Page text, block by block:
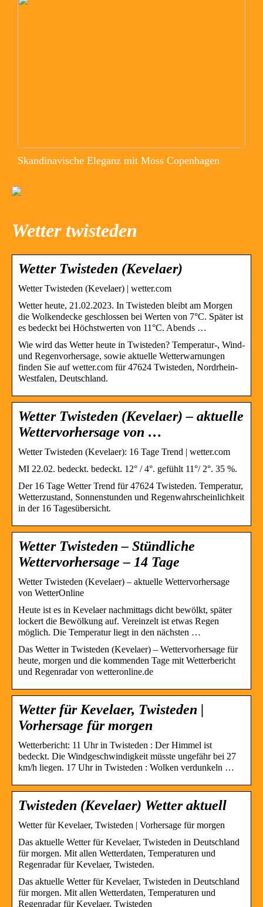
Skandinavische Eleganz mit Moss Copenhagen
Wetter twisteden
Wetter Twisteden (Kevelaer)
Wetter Twisteden (Kevelaer) | wetter.com
Wetter heute, 21.02.2023. In Twisteden bleibt am Morgen
die Wolkendecke geschlossen bei Werten von 7°C. Später ist
es bedeckt bei Höchstwerten von 11°C. Abends …
Wie wird das Wetter heute in Twisteden? Temperatur-, Wind-
und Regenvorhersage, sowie aktuelle Wetterwarnungen
finden Sie auf wetter.com für 47624 Twisteden, Nordrhein-
Westfalen, Deutschland.
Wetter Twisteden (Kevelaer) – aktuelle
Wettervorhersage von …
Wetter Twisteden (Kevelaer): 16 Tage Trend | wetter.com
MI 22.02. bedeckt. bedeckt. 12° / 4°. gefühlt 11°/ 2°. 35 %.
Der 16 Tage Wetter Trend für 47624 Twisteden. Temperatur,
Wetterzustand, Sonnenstunden und Regenwahrscheinlichkeit
in der 16 Tagesübersicht.
Wetter Twisteden – Stündliche
Wettervorhersage – 14 Tage
Wetter Twisteden (Kevelaer) – aktuelle Wettervorhersage
von WetterOnline
Heute ist es in Kevelaer nachmittags dicht bewölkt, später
lockert die Bewölkung auf. Vereinzelt ist etwas Regen
möglich. Die Temperatur liegt in den nächsten …
Das Wetter in Twisteden (Kevelaer) – Wettervorhersage für
heute, morgen und die kommenden Tage mit Wetterbericht
und Regenradar von wetteronline.de
Wetter für Kevelaer, Twisteden |
Vorhersage für morgen
Wetterbericht: 11 Uhr in Twisteden : Der Himmel ist
bedeckt. Die Windgeschwindigkeit müsste ungefähr bei 27
km/h liegen. 17 Uhr in Twisteden : Wolken verdunkeln …
Twisteden (Kevelaer) Wetter aktuell
Wetter für Kevelaer, Twisteden | Vorhersage für morgen
Das aktuelle Wetter für Kevelaer, Twisteden in Deutschland
für morgen. Mit allen Wetterdaten, Temperaturen und
Regenradar für Kevelaer, Twisteden.
Das aktuelle Wetter für Kevelaer, Twisteden in Deutschland
für morgen. Mit allen Wetterdaten, Temperaturen und
Regenradar für Kevelaer, Twisteden